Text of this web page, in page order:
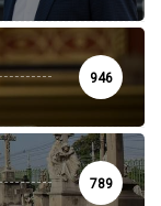
946
789